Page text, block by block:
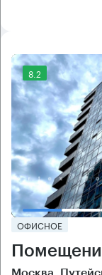
8.2
ОФИСНОЕ